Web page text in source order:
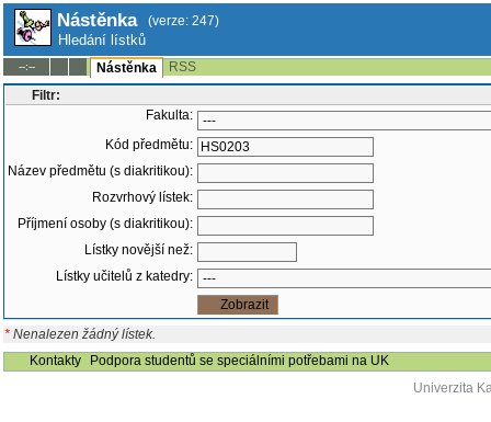
Nástěnka (verze: 247)
Hledání lístků
--:-- Nástěnka
RSS
Filtr:
Fakulta:
Kód předmětu:
Název předmětu (s diakritikou):
Rozvrhový lístek:
Příjmení osoby (s diakritikou):
Lístky novější než:
Lístky učitelů z katedry:
* Nenalezen žádný lístek.
Kontakty
Podpora studentů se speciálními potřebami na UK
Univerzita